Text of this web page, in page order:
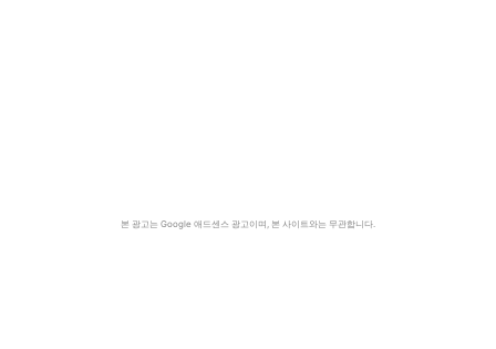
본 광고는 Google 애드센스 광고이며, 본 사이트와는 무관합니다.